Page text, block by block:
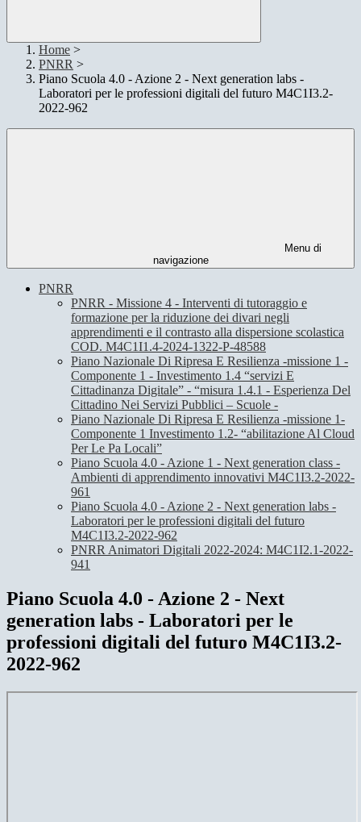
Home >
PNRR >
Piano Scuola 4.0 - Azione 2 - Next generation labs -
Laboratori per le professioni digitali del futuro M4C1I3.2-
2022-962
Menu di
navigazione
PNRR
PNRR - Missione 4 - Interventi di tutoraggio e
formazione per la riduzione dei divari negli
apprendimenti e il contrasto alla dispersione scolastica
COD. M4C1I1.4-2024-1322-P-48588
Piano Nazionale Di Ripresa E Resilienza -missione 1 -
Componente 1 - Investimento 1.4 “servizi E
Cittadinanza Digitale” - “misura 1.4.1 - Esperienza Del
Cittadino Nei Servizi Pubblici – Scuole -
Piano Nazionale Di Ripresa E Resilienza -missione 1-
Componente 1 Investimento 1.2- “abilitazione Al Cloud
Per Le Pa Locali”
Piano Scuola 4.0 - Azione 1 - Next generation class -
Ambienti di apprendimento innovativi M4C1I3.2-2022-
961
Piano Scuola 4.0 - Azione 2 - Next generation labs -
Laboratori per le professioni digitali del futuro
M4C1I3.2-2022-962
PNRR Animatori Digitali 2022-2024: M4C1I2.1-2022-
941
Piano Scuola 4.0 - Azione 2 - Next
generation labs - Laboratori per le
professioni digitali del futuro M4C1I3.2-
2022-962